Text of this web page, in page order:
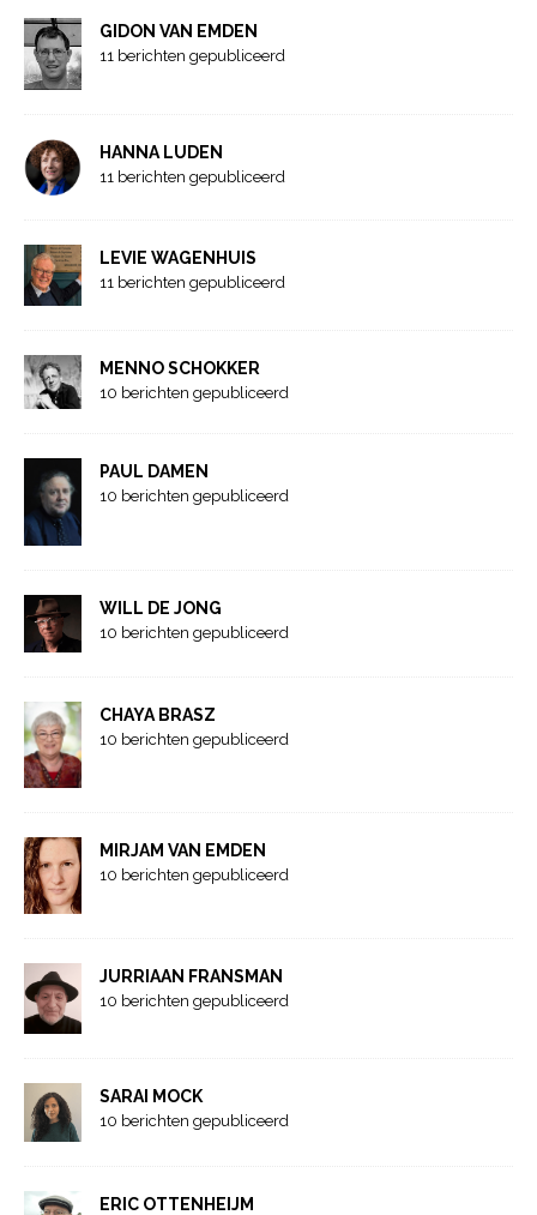
GIDON VAN EMDEN
11 berichten gepubliceerd
HANNA LUDEN
11 berichten gepubliceerd
LEVIE WAGENHUIS
11 berichten gepubliceerd
MENNO SCHOKKER
10 berichten gepubliceerd
PAUL DAMEN
10 berichten gepubliceerd
WILL DE JONG
10 berichten gepubliceerd
CHAYA BRASZ
10 berichten gepubliceerd
MIRJAM VAN EMDEN
10 berichten gepubliceerd
JURRIAAN FRANSMAN
10 berichten gepubliceerd
SARAI MOCK
10 berichten gepubliceerd
ERIC OTTENHEIJM